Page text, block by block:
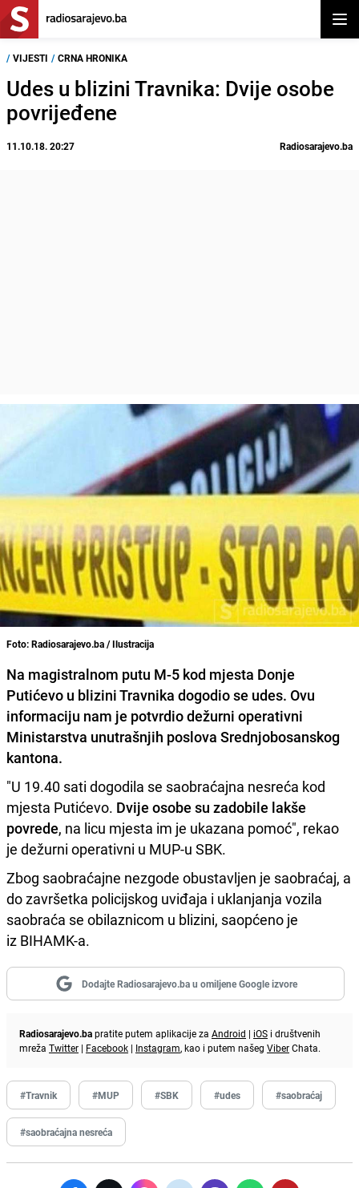
/ VIJESTI / CRNA HRONIKA
Udes u blizini Travnika: Dvije osobe
povrijeđene
11.10.18. 20:27 Radiosarajevo.ba
Foto: Radiosarajevo.ba / Ilustracija
Na magistralnom putu M-5 kod mjesta Donje
Putićevo u blizini Travnika dogodio se udes. Ovu
informaciju nam je potvrdio dežurni operativni
Ministarstva unutrašnjih poslova Srednjobosanskog
kantona.
"U 19.40 sati dogodila se saobraćajna nesreća kod
mjesta Putićevo. Dvije osobe su zadobile lakše
povrede, na licu mjesta im je ukazana pomoć", rekao
je dežurni operativni u MUP-u SBK.
Zbog saobraćajne nezgode obustavljen je saobraćaj, a
do završetka policijskog uviđaja i uklanjanja vozila
saobraća se obilaznicom u blizini, saopćeno je
iz BIHAMK-a.
Dodajte Radiosarajevo.ba u omiljene Google izvore
Radiosarajevo.bapratite putem aplikacije za Android | iOS i društvenih
mreža Twitter | Facebook | Instagram, kao i putem našeg ViberChata.
#Travnik #MUP #SBK #udes #saobraćaj
#saobraćajna nesreća